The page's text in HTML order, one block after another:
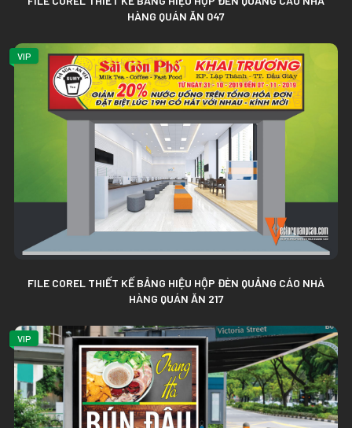
HÀNG QUÁN ĂN 047
VIP
FILE COREL THIẾT KẾ BẢNG HIỆU HỘP ĐÈN QUẢNG CÁO NHÀ
HÀNG QUÁN ĂN 217
VIP